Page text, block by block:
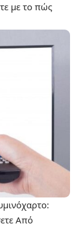
με το πώς
Από